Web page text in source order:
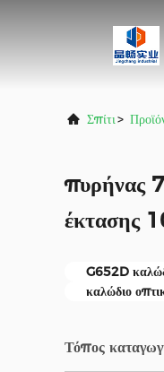
Σπίτι>
πυρήνας
έκτασης
G652D
καλώδιο
Τόπος